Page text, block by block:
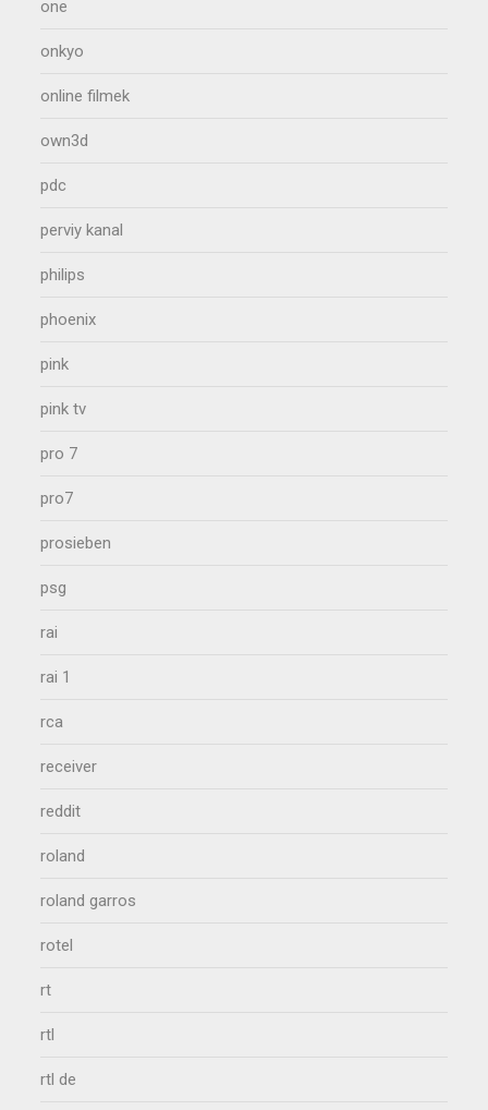
one
onkyo
online filmek
own3d
pdc
perviy kanal
philips
phoenix
pink
pink tv
pro 7
pro7
prosieben
psg
rai
rai 1
rca
receiver
reddit
roland
roland garros
rotel
rt
rtl
rtl de